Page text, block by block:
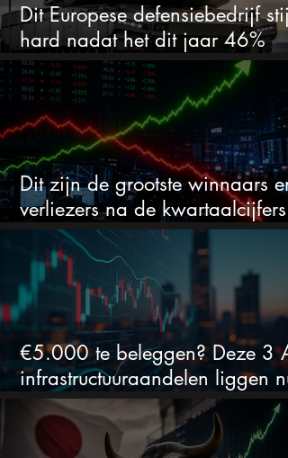
Dit Europese defensiebedrijf
hard nadat het dit jaar 46%
daalde: mooie koopkans?
Dit zijn de grootste winnaars en
verliezers na de kwartaalcijfers
(2 springen eruit)
€5.000 te beleggen? Deze 3
infrastructuuraandelen liggen nu
in de uitverkoop